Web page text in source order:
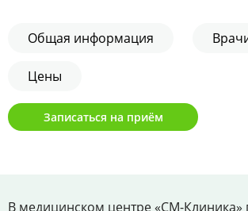
Общая информация
Цены
Записаться на приём
В медицинском центре «СМ-Клиника»
Акции
Контакты